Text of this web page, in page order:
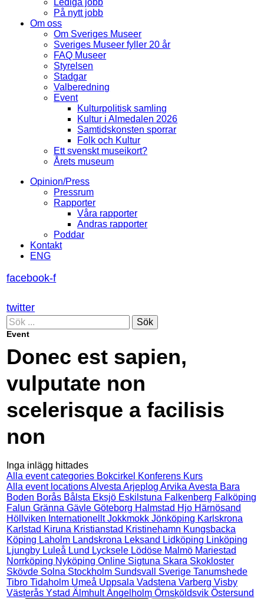
Lediga jobb
På nytt jobb
Om oss
Om Sveriges Museer
Sveriges Museer fyller 20 år
FAQ Museer
Styrelsen
Stadgar
Valberedning
Event
Kulturpolitisk samling
Kultur i Almedalen 2026
Samtidskonsten sporrar
Folk och Kultur
Ett svenskt museikort?
Årets museum
Opinion/Press
Pressrum
Rapporter
Våra rapporter
Andras rapporter
Poddar
Kontakt
ENG
facebook-f
twitter
Sök
Event
Donec est sapien,
vulputate non
scelerisque a facilisis
non
Inga inlägg hittades
Alla event categories Bokcirkel Konferens Kurs
Alla event locationsAlvesta Arjeplog Arvika Avesta Bara
Boden Borås Bålsta Eksjö Eskilstuna Falkenberg Falköping
Falun Gränna Gävle Göteborg Halmstad Hjo Härnösand
Höllviken Internationellt Jokkmokk Jönköping Karlskrona
Karlstad Kiruna Kristianstad Kristinehamn Kungsbacka
Köping Laholm Landskrona Leksand Lidköping Linköping
Ljungby Luleå Lund Lycksele Lödöse Malmö Mariestad
Norrköping Nyköping Online Sigtuna Skara Skokloster
Skövde Solna Stockholm Sundsvall Sverige Tanumshede
Tibro Tidaholm Umeå Uppsala Vadstena Varberg Visby
Västerås Ystad Älmhult Ängelholm Örnsköldsvik Östersund